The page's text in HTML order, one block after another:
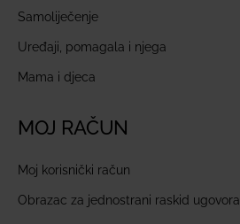
Samoliječenje
Uređaji, pomagala i njega
Mama i djeca
MOJ RAČUN
Moj korisnički račun
Obrazac za jednostrani raskid ugovora